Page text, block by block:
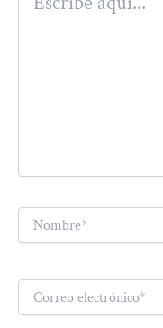
aquí...
Nombre*
Correo
electrónico*